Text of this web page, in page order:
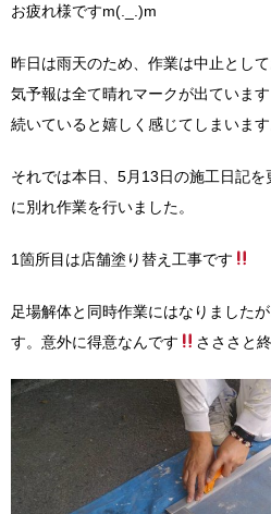
お疲れ様ですm(._.)m
昨日は雨天のため、作業は中止とし
気予報は全て晴れマークが出ています
続いていると嬉しく感じてしまいます
それでは本日、5月13日の施工日記
に別れ作業を行いました。
1箇所目は店舗塗り替え工事です
足場解体と同時作業にはなりました
す。意外に得意なんです
さささと